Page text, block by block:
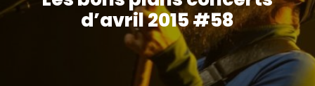
d’avril 2015 #58